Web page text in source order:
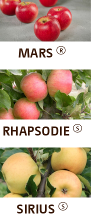
MARS R
RHAPSODIE S
SIRIUS S